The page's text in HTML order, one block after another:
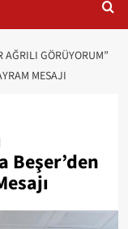
AĞRILI GÖRÜYORUM”
MESAJI
Beşer’den